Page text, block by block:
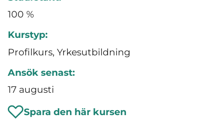
100 %
Kurstyp:
Profilkurs, Yrkesutbildning
Ansök senast:
17 augusti
Spara den här kursen